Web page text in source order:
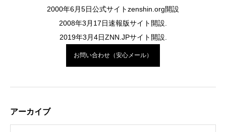
2000年6月5日公式サイトzenshin.org開設
2008年3月17日速報版サイト開設.
2019年3月4日ZNN.JPサイト開設.
お問い合わせ（安心メール）
アーカイブ